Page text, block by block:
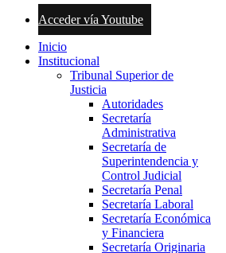
Acceder vía Youtube
Inicio
Institucional
Tribunal Superior de
Justicia
Autoridades
Secretaría
Administrativa
Secretaría de
Superintendencia y
Control Judicial
Secretaría Penal
Secretaría Laboral
Secretaría Económica
y Financiera
Secretaría Originaria